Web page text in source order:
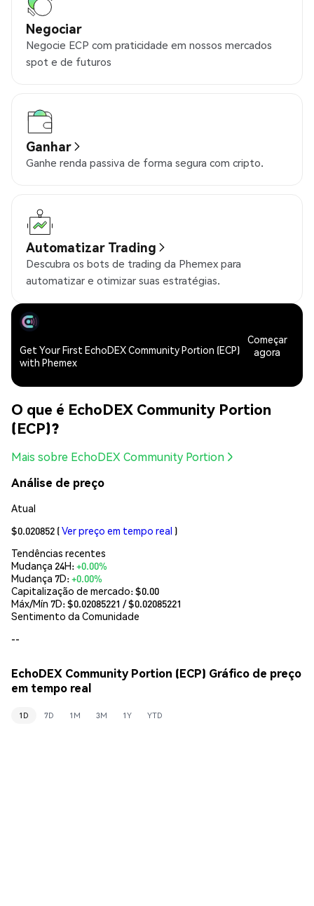
Negociar
Negocie ECP com praticidade em nossos mercados
spot e de futuros
Ganhar
Ganhe renda passiva de forma segura com cripto.
Automatizar Trading
Descubra os bots de trading da Phemex para
automatizar e otimizar suas estratégias.
Get Your First EchoDEX Community Portion (ECP)
with Phemex
Começar
agora
O que é EchoDEX Community Portion
(ECP)?
Mais sobre EchoDEX Community Portion
Análise de preço
Atual
$0.020852 (Ver preço em tempo real )
Tendências recentes
Mudança 24H:+0.00%
Mudança 7D:+0.00%
Capitalização de mercado:$0.00
Máx/Mín 7D: $0.02085221 / $0.02085221
Sentimento da Comunidade
--
EchoDEX Community Portion (ECP) Gráfico de preço
em tempo real
1D 7D 1M 3M 1Y YTD